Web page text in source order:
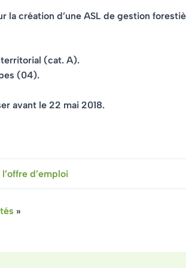
la création d’une ASL de gestion
territorial (cat. A).
(04).
avant le 22 mai 2018.
d’emploi
»